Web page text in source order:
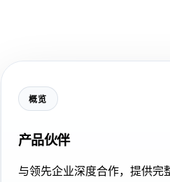
概览
产品伙伴
与领先企业深度合作，提供完